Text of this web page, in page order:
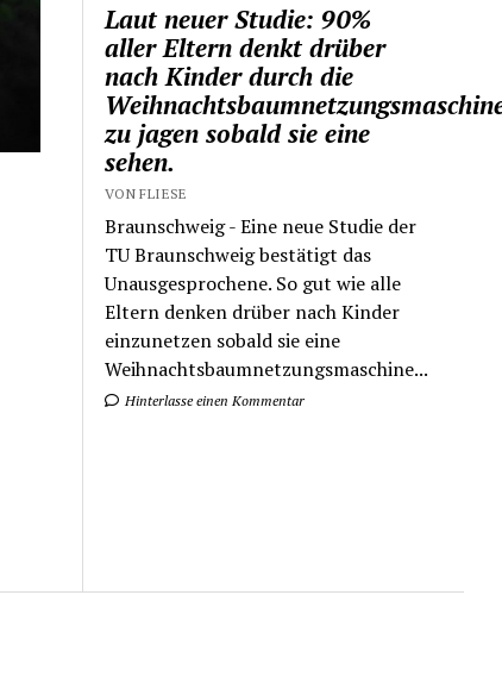
Laut neuer Studie: 90%
aller Eltern denkt drüber
nach Kinder durch die
zu jagen sobald sie eine
sehen.
VON FLIESE
Braunschweig - Eine neue Studie der
TU Braunschweig bestätigt das
Unausgesprochene. So gut wie alle
Eltern denken drüber nach Kinder
einzunetzen sobald sie eine
Weihnachtsbaumnetzungsmaschine...
Hinterlasse einen Kommentar